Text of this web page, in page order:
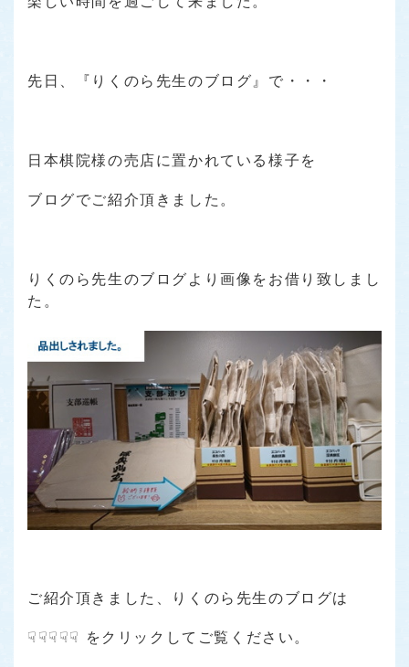
先日、『りくのら先生のブログ』で・・・
日本棋院様の売店に置かれている様子を
ブログでご紹介頂きました。
りくのら先生のブログより画像をお借り致しまし
た。
ご紹介頂きました、りくのら先生のブログは
☟☟☟☟☟ をクリックしてご覧ください。